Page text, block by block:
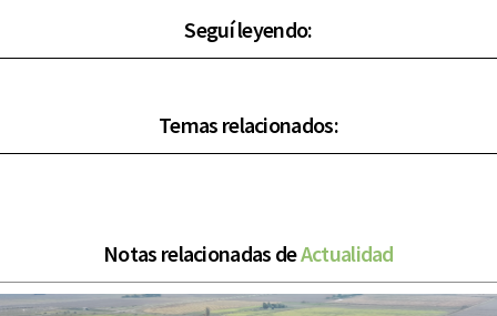
Seguí leyendo:
Temas relacionados:
Notas relacionadas deActualidad